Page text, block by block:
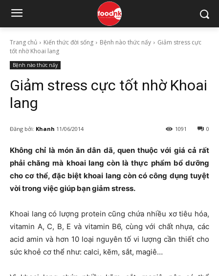
Trang chủ Kiến thức đời sống Bệnh nào thức nấy
Giảm stress cực
tốt nhờ Khoai lang
Bệnh nào thức nấy
Giảm stress cực tốt nhờ Khoai
lang
Đăng bởi: Khanh 11/06/2014 0
1091
Không chỉ là món ăn dân dã, quen thuộc với giá cả rất
phải chăng mà khoai lang còn là thực phẩm bổ dưỡng
cho cơ thể, đặc biệt khoai lang còn có công dụng tuyệt
vời trong việc giúp bạn giảm stress.
Khoai lang có lượng protein cũng chứa nhiều xơ tiêu hóa,
vitamin A, C, B, E và vitamin B6, cùng với chất nhựa, các
acid amin và hơn 10 loại nguyên tố vi lượng cần thiết cho
sức khoẻ cơ thể như: calci, kẽm, sắt, magiê…